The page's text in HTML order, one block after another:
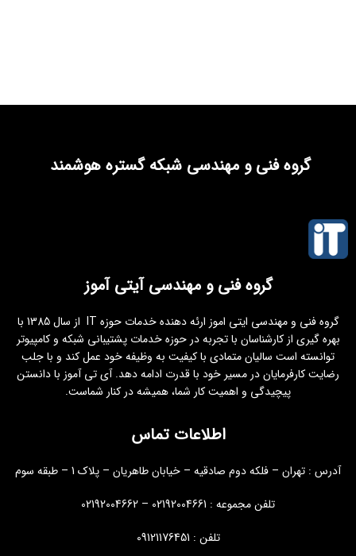
گروه فنی و مهندسی شبکه گستره هوشمند
گروه فنی و مهندسی آیتی آموز
گروه فنی و مهندسی ایتی اموز ارئه دهنده خدمات حوزه IT از سال 1385 با
بهره گیری از کارشناسان با تجربه در حوزه خدمات پشتیبانی شبکه و کامپیوتر
توانسته است سالیان متمادی با کیفیت به وظیفه خود عمل کند و با جلب
رضایت کارفرمایان در مسیر خود با قدرت ادامه دهد. آی تی آموز با دانستن
پیچیدگی و اهمیت کار شما، همیشه در کنار شماست.
اطلاعات تماس
آدرس : تهران – فلکه دوم صادقیه – خیابان طاهریان – پلاک 1 – طبقه سوم
تلفن مجموعه : 02192004661 – 02192004662
تلفن : 09121176451